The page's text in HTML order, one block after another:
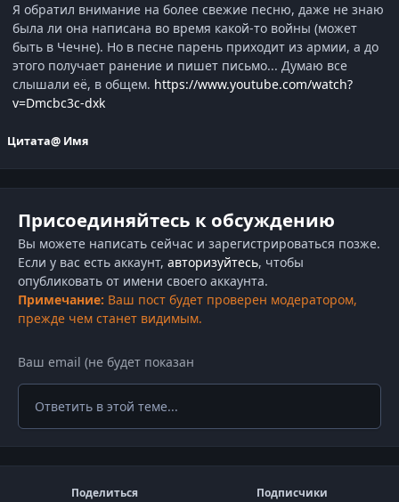
Я обратил внимание на более свежие песню, даже не знаю
была ли она написана во время какой-то войны (может
быть в Чечне). Но в песне парень приходит из армии, а до
этого получает ранение и пишет письмо... Думаю все
слышали её, в общем. https://www.youtube.com/watch?
v=Dmcbc3c-dxk
Цитата@ Имя
Присоединяйтесь к обсуждению
Вы можете написать сейчас и зарегистрироваться позже.
Если у вас есть аккаунт, авторизуйтесь, чтобы
опубликовать от имени своего аккаунта.
Примечание: Ваш пост будет проверен модератором,
прежде чем станет видимым.
Ответить в этой теме...
Поделиться Подписчики